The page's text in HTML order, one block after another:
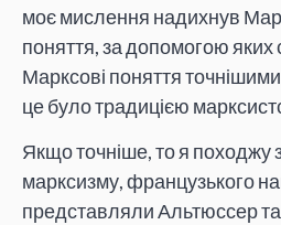
моє мислення надихнув
поняття, за допомогою яких
Марксові поняття
це було традицією
Якщо точніше, то я походжу
марксизму, французького
представляли Альтюссер